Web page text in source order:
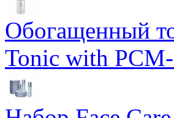
Обогащенный
Tonic with